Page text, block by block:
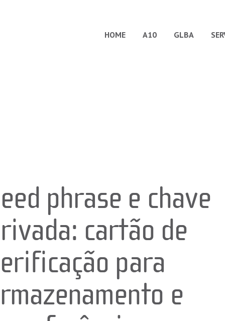
HOME A10 GLBA
phrase e chave
cartão de
para
e